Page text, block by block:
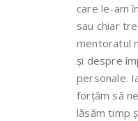
care le-am
sau chiar
mentoratul
și despre
personale.
forțăm să
lăsăm timp